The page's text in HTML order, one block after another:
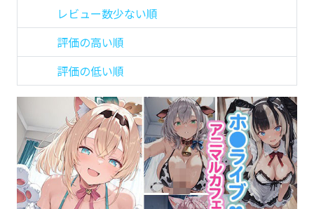
レビュー数少ない順
評価の高い順
評価の低い順